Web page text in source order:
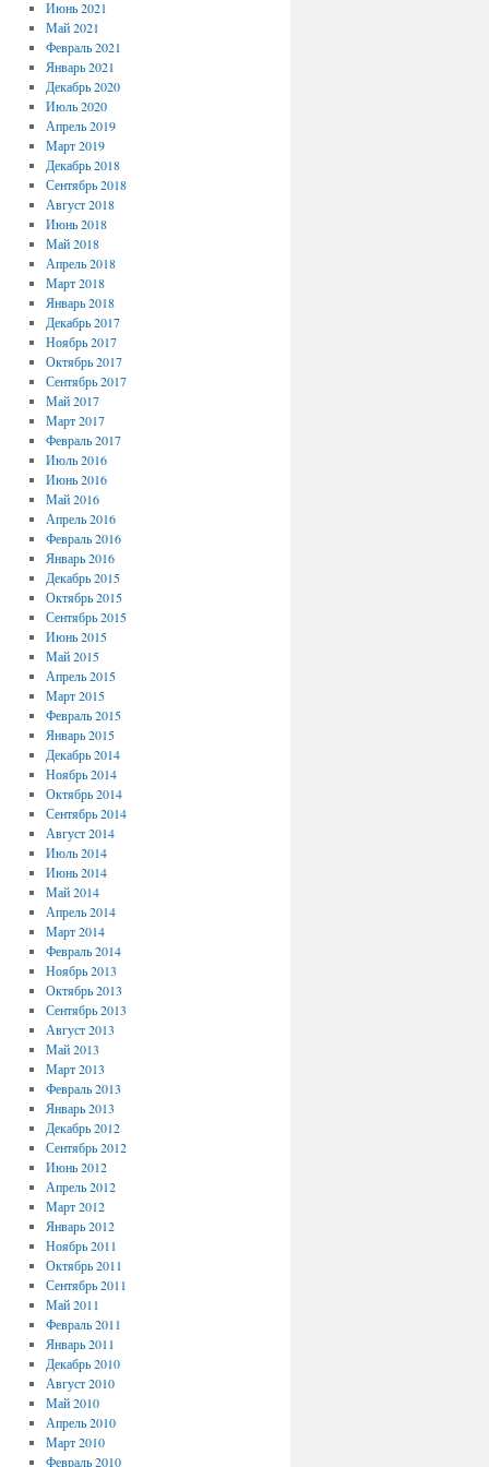
Июнь 2021
Май 2021
Февраль 2021
Январь 2021
Декабрь 2020
Июль 2020
Апрель 2019
Март 2019
Декабрь 2018
Сентябрь 2018
Август 2018
Июнь 2018
Май 2018
Апрель 2018
Март 2018
Январь 2018
Декабрь 2017
Ноябрь 2017
Октябрь 2017
Сентябрь 2017
Май 2017
Март 2017
Февраль 2017
Июль 2016
Июнь 2016
Май 2016
Апрель 2016
Февраль 2016
Январь 2016
Декабрь 2015
Октябрь 2015
Сентябрь 2015
Июнь 2015
Май 2015
Апрель 2015
Март 2015
Февраль 2015
Январь 2015
Декабрь 2014
Ноябрь 2014
Октябрь 2014
Сентябрь 2014
Август 2014
Июль 2014
Июнь 2014
Май 2014
Апрель 2014
Март 2014
Февраль 2014
Ноябрь 2013
Октябрь 2013
Сентябрь 2013
Август 2013
Май 2013
Март 2013
Февраль 2013
Январь 2013
Декабрь 2012
Сентябрь 2012
Июнь 2012
Апрель 2012
Март 2012
Январь 2012
Ноябрь 2011
Октябрь 2011
Сентябрь 2011
Май 2011
Февраль 2011
Январь 2011
Декабрь 2010
Август 2010
Май 2010
Апрель 2010
Март 2010
Февраль 2010